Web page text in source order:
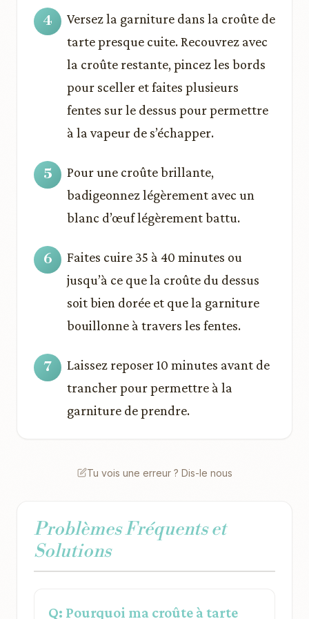
Versez la garniture dans la croûte de
tarte presque cuite. Recouvrez avec
la croûte restante, pincez les bords
pour sceller et faites plusieurs
fentes sur le dessus pour permettre
à la vapeur de s’échapper.
Pour une croûte brillante,
badigeonnez légèrement avec un
blanc d’œuf légèrement battu.
Faites cuire 35 à 40 minutes ou
jusqu’à ce que la croûte du dessus
soit bien dorée et que la garniture
bouillonne à travers les fentes.
Laissez reposer 10 minutes avant de
trancher pour permettre à la
garniture de prendre.
Tu vois une erreur ? Dis-le nous
Problèmes Fréquents et
Solutions
Q: Pourquoi ma croûte à tarte